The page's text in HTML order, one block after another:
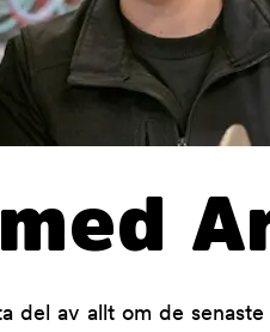
del av allt om de